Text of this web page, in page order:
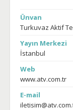
Ünvan
Turkuvaz Aktif
Yayın Merkezi
İstanbul
Web
www.atv.com.tr
E-mail